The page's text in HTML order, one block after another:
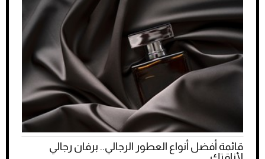
قائمة أفضل أنواع العطور الرجالي.. برفان رجالي